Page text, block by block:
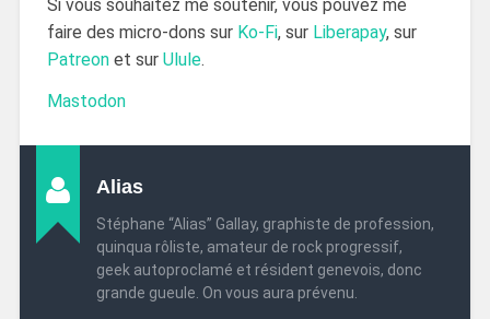
Si vous souhaitez me soutenir, vous pouvez me
faire des micro-dons sur Ko-Fi, sur Liberapay, sur
Patreonet sur Ulule.
Mastodon
Alias
Stéphane “Alias” Gallay, graphiste de profession,
quinqua rôliste, amateur de rock progressif,
geek autoproclamé et résident genevois, donc
grande gueule. On vous aura prévenu.